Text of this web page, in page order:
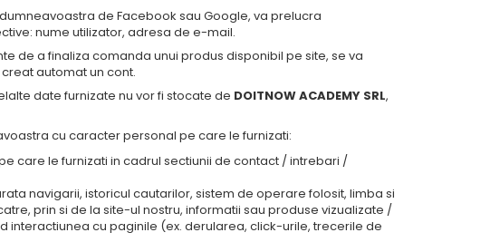
de Facebook sau Google, va prelucra
nume utilizator, adresa de e-mail.
de a finaliza comanda unui produs disponibil pe site, se va
automat un cont.
date furnizate nu vor fi stocate de DOITNOW ACADEMY SRL,
cu caracter personal pe care le furnizati:
care le furnizati in cadrul sectiunii de contact / intrebari /
navigarii, istoricul cautarilor, sistem de operare folosit, limba si
prin si de la site-ul nostru, informatii sau produse vizualizate /
interactiunea cu paginile (ex. derularea, click-urile, trecerile de